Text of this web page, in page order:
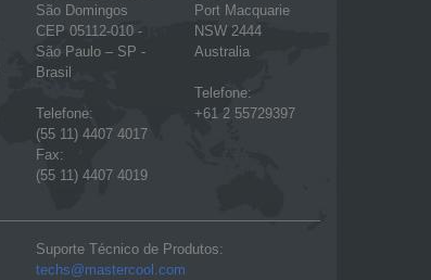
São Domingos
CEP 05112-010 -
São Paulo – SP -
Brasil
Telefone:
(55 11) 4407 4017
Fax:
(55 11) 4407 4019
Port Macquarie
NSW 2444
Australia
Telefone:
+61 2 55729397
Suporte Técnico de Produtos:
techs@mastercool.com